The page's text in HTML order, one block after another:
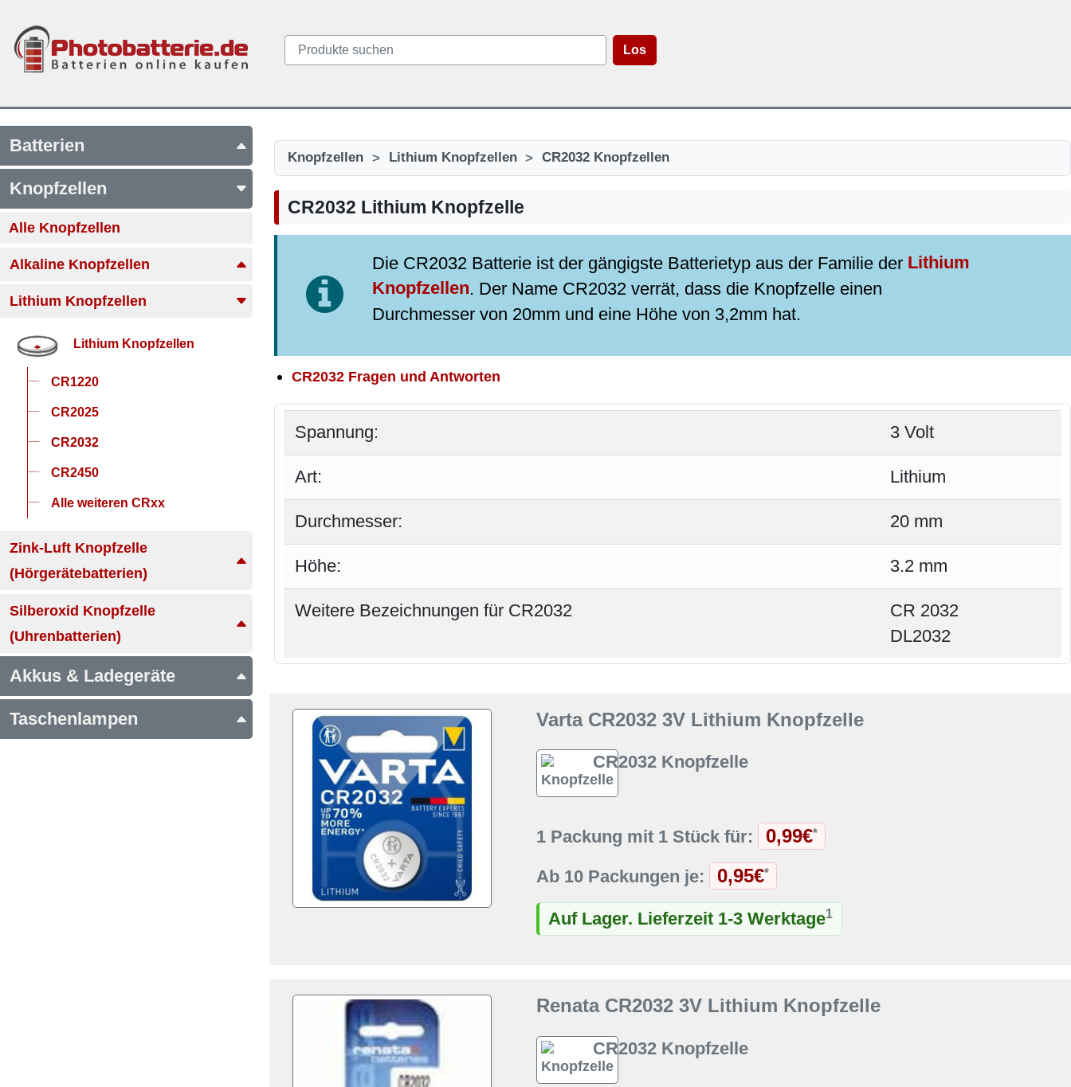
Los
Batterien
Knopfzellen
Alle Knopfzellen
Alkaline Knopfzellen
Lithium Knopfzellen
Lithium Knopfzellen
CR1220
CR2025
CR2032
CR2450
Alle weiteren CRxx
Zink-Luft Knopfzelle
(Hörgerätebatterien)
Silberoxid Knopfzelle
(Uhrenbatterien)
Akkus & Ladegeräte
Taschenlampen
Knopfzellen > Lithium Knopfzellen > CR2032 Knopfzellen
CR2032 Lithium Knopfzelle
Die CR2032 Batterie ist der gängigste Batterietyp aus der Familie der Lithium
Knopfzellen. Der Name CR2032 verrät, dass die Knopfzelle einen
Durchmesser von 20mm und eine Höhe von 3,2mm hat.
CR2032 Fragen und Antworten
Spannung: 3 Volt
Art: Lithium
Durchmesser: 20 mm
Höhe: 3.2 mm
Weitere Bezeichnungen für CR2032
CR 2032
DL2032
Varta CR2032 3V Lithium Knopfzelle
CR2032 Knopfzelle
1 Packung mit 1 Stück für: 0,99€*
Ab 10 Packungen je: 0,95€*
Auf Lager. Lieferzeit 1-3 Werktage1
Renata CR2032 3V Lithium Knopfzelle
CR2032 Knopfzelle